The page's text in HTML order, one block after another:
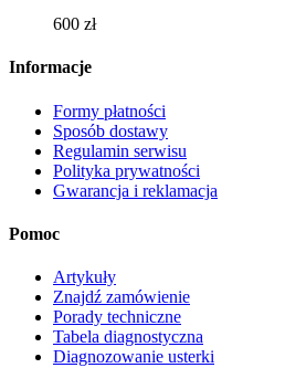
600 zł
Informacje
Formy płatności
Sposób dostawy
Regulamin serwisu
Polityka prywatności
Gwarancja i reklamacja
Pomoc
Artykuły
Znajdź zamówienie
Porady techniczne
Tabela diagnostyczna
Diagnozowanie usterki